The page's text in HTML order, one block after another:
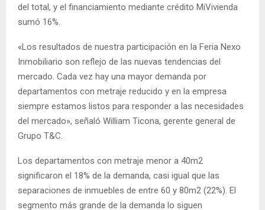
del total, y el financiamiento mediante crédito MiVivienda
sumó 16%.
«Los resultados de nuestra participación en la Feria Nexo
Inmobiliario son reflejo de las nuevas tendencias del
mercado. Cada vez hay una mayor demanda por
departamentos con metraje reducido y en la empresa
siempre estamos listos para responder a las necesidades
del mercado», señaló William Ticona, gerente general de
Grupo T&C.
Los departamentos con metraje menor a 40m2
significaron el 18% de la demanda, casi igual que las
separaciones de inmuebles de entre 60 y 80m2 (22%). El
segmento más grande de la demanda lo siguen